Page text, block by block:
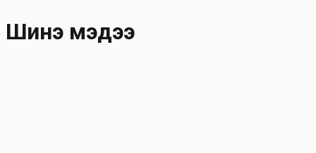
Skip to main content
Шинэ мэдээ